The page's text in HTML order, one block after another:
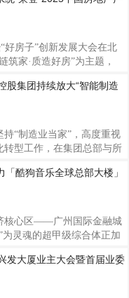
能。2026年是
，成为从日常生活到航空
。铝的强大之处在于它的
金属在自然界并不是以单
非常复杂。从矿石到金
非天然存在，它的诞生需
年在法国南部首次发现以
中在几内亚、越南、
好房子”创新发展大会在北
筑家·质造好房”为主题，
的首选率荣登“2025
服务商·铝型材类品牌”十
的首选率荣登“2025中
务商·系统门窗类国产品
既是行业对兴发实力的高
产商会主导，历经10年研
、公正
股集团持续放大“智能制造
“制造业当家”，高度重视
转型工作，在集团总部与所
智能平台两大筑基底座，
工厂，显著提升制造业数
新控股集团凭借《铝型材
厂》项目成功入选国家工业
年实验室重点领域优秀
简称“兴发铝业”）实现共
生产效率、图
酷狗音乐全球总部大楼」
核心区——广州国际金融城
为灵魂的超甲级综合体正加
是酷狗公司首个自建总部基
全新地标，预计2026年第
起数字音乐与AI技术融合
发大厦业主大会暨首届业委